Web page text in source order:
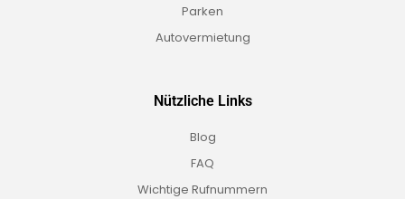
Parken
Autovermietung
Nützliche Links
Blog
FAQ
Wichtige Rufnummern